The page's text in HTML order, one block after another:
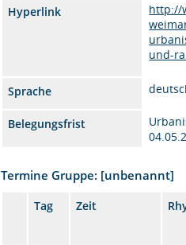
Hyperlink
http://
und-
Sprache
Belegungsfrist
Termine Gruppe: [unbenannt]
Tag Zeit